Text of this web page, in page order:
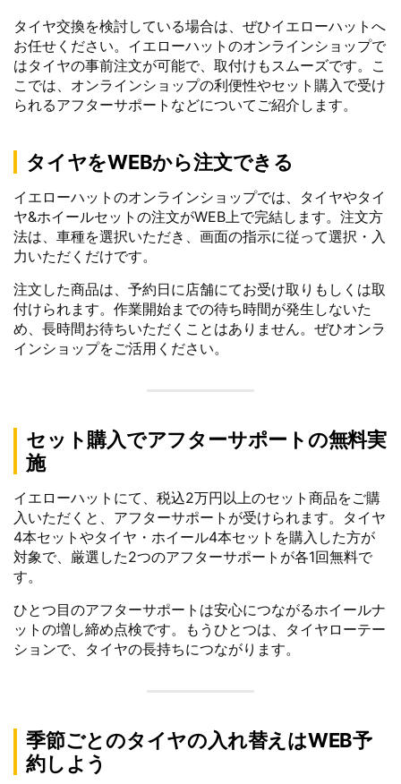
タイヤ交換を検討している場合は、ぜひイエローハットへ
お任せください。イエローハットのオンラインショップで
はタイヤの事前注文が可能で、取付けもスムーズです。こ
こでは、オンラインショップの利便性やセット購入で受け
られるアフターサポートなどについてご紹介します。
タイヤをWEBから注文できる
イエローハットのオンラインショップでは、タイヤやタイ
ヤ&ホイールセットの注文がWEB上で完結します。注文方
法は、車種を選択いただき、画面の指示に従って選択・入
力いただくだけです。
注文した商品は、予約日に店舗にてお受け取りもしくは取
付けられます。作業開始までの待ち時間が発生しないた
め、長時間お待ちいただくことはありません。ぜひオンラ
インショップをご活用ください。
セット購入でアフターサポートの無料実
施
イエローハットにて、税込2万円以上のセット商品をご購
入いただくと、アフターサポートが受けられます。タイヤ
4本セットやタイヤ・ホイール4本セットを購入した方が
対象で、厳選した2つのアフターサポートが各1回無料で
す。
ひとつ目のアフターサポートは安心につながるホイールナ
ットの増し締め点検です。もうひとつは、タイヤローテー
ションで、タイヤの長持ちにつながります。
季節ごとのタイヤの入れ替えはWEB予
約しよう